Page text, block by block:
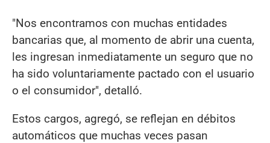
"Nos encontramos con muchas entidades
bancarias que, al momento de abrir una cuenta,
les ingresan inmediatamente un seguro que no
ha sido voluntariamente pactado con el usuario
o el consumidor", detalló.
Estos cargos, agregó, se reflejan en débitos
automáticos que muchas veces pasan